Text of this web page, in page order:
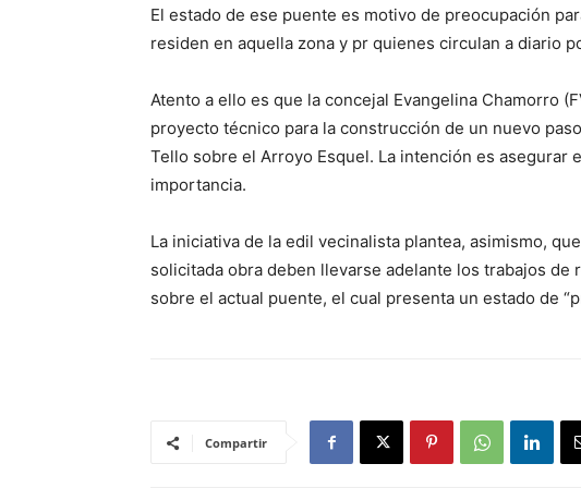
El estado de ese puente es motivo de preocupación
residen en aquella zona y pr quienes circulan a diario
Atento a ello es que la concejal Evangelina Chamorro
proyecto técnico para la construcción de un nuevo
Tello sobre el Arroyo Esquel. La intención es asegurar
importancia.
La iniciativa de la edil vecinalista plantea, asimismo,
solicitada obra deben llevarse adelante los trabajos
sobre el actual puente, el cual presenta un estado de
Compartir